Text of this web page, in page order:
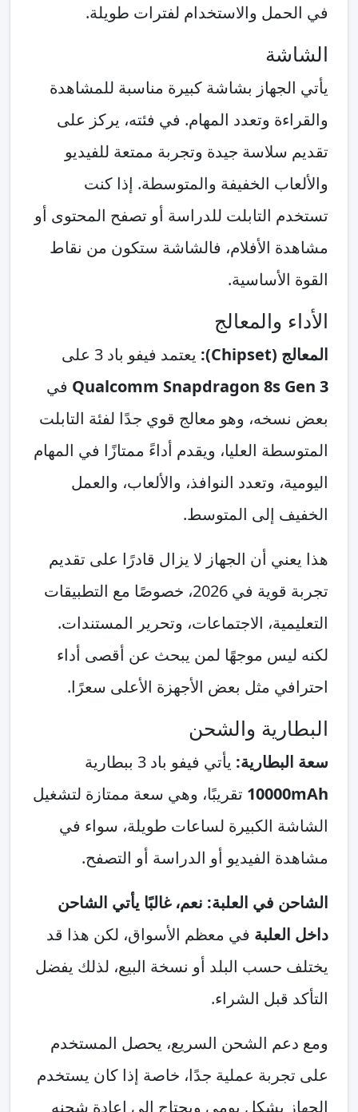
في الحمل والاستخدام لفترات طويلة.
الشاشة
يأتي الجهاز بشاشة كبيرة مناسبة للمشاهدة
والقراءة وتعدد المهام. في فئته، يركز على
تقديم سلاسة جيدة وتجربة ممتعة للفيديو
والألعاب الخفيفة والمتوسطة. إذا كنت
تستخدم التابلت للدراسة أو تصفح المحتوى أو
مشاهدة الأفلام، فالشاشة ستكون من نقاط
القوة الأساسية.
الأداء والمعالج
المعالج (Chipset):
يعتمد فيفو باد 3 على
Qualcomm Snapdragon 8s Gen 3 في
بعض نسخه، وهو معالج قوي جدًا لفئة التابلت
المتوسطة العليا، ويقدم أداءً ممتازًا في المهام
اليومية، وتعدد النوافذ، والألعاب، والعمل
الخفيف إلى المتوسط.
هذا يعني أن الجهاز لا يزال قادرًا على تقديم
تجربة قوية في 2026، خصوصًا مع التطبيقات
التعليمية، الاجتماعات، وتحرير المستندات.
لكنه ليس موجهًا لمن يبحث عن أقصى أداء
احترافي مثل بعض الأجهزة الأعلى سعرًا.
البطارية والشحن
سعة البطارية: يأتي فيفو باد 3 ببطارية
10000mAh تقريبًا، وهي سعة ممتازة لتشغيل
الشاشة الكبيرة لساعات طويلة، سواء في
مشاهدة الفيديو أو الدراسة أو التصفح.
الشاحن في العلبة: نعم، غالبًا يأتي الشاحن
داخل العلبة في معظم الأسواق، لكن هذا قد
يختلف حسب البلد أو نسخة البيع، لذلك يفضل
التأكد قبل الشراء.
ومع دعم الشحن السريع، يحصل المستخدم
على تجربة عملية جدًا، خاصة إذا كان يستخدم
الجهاز بشكل يومي ويحتاج إلى إعادة شحنه